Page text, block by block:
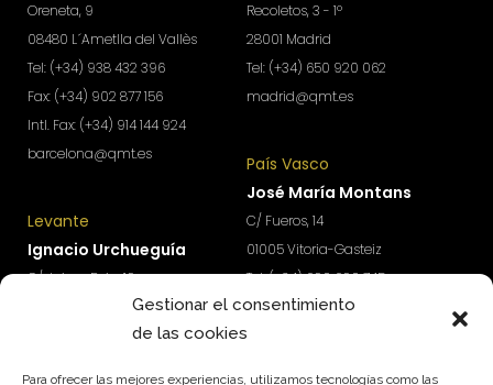
Gestionar el consentimiento
de las cookies
Para ofrecer las mejores experiencias, utilizamos tecnologías como las
Oreneta, 9
08480 L´Ametlla del Vallès
Tel: (+34) 938 432 396
Fax: (+34) 902 877 156
Intl. Fax: (+34) 914 144 924
barcelona@qmt.es
Levante
Ignacio Urchueguía
C/ Jaime Roig, 19
Tel: (+34) 674 570 918
Recoletos, 3 - 1º
28001 Madrid
Tel: (+34) 650 920 062
madrid@qmt.es
País Vasco
José María Montans
C/ Fueros, 14
01005 Vitoria-Gasteiz
Tel: (+34) 690 690 745
paisvasco@qmt.es